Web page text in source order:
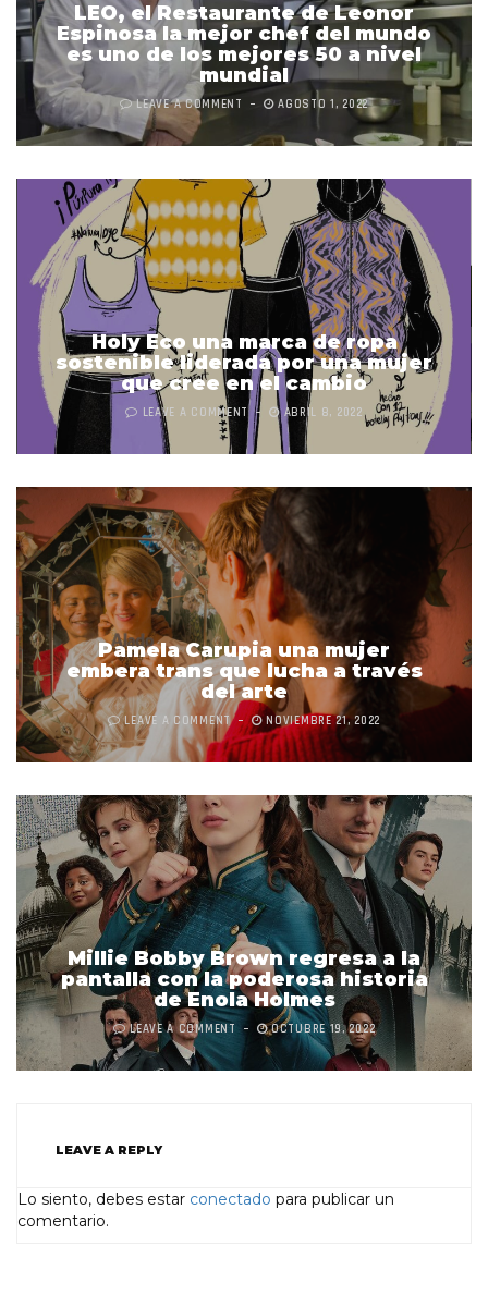
LEO, el Restaurante de Leonor
Espinosa la mejor chef del mundo
es uno de los mejores 50 a nivel
mundial
LEAVE A COMMENT AGOSTO 1, 2022
Holy Eco una marca de ropa
sostenible liderada por una mujer
que cree en el cambio
LEAVE A COMMENT ABRIL 8, 2022
Pamela Carupia una mujer
embera trans que lucha a través
del arte
LEAVE A COMMENT NOVIEMBRE 21, 2022
Millie Bobby Brown regresa a la
pantalla con la poderosa historia
de Enola Holmes
LEAVE A COMMENT OCTUBRE 19, 2022
LEAVE A REPLY
Lo siento, debes estar conectado para publicar un
comentario.